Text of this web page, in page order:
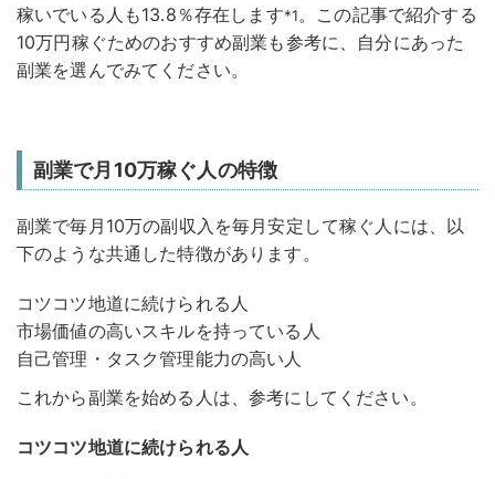
稼いでいる人も13.8％存在します*1。この記事で紹介する
10万円稼ぐためのおすすめ副業も参考に、自分にあった
副業を選んでみてください。
副業で月10万稼ぐ人の特徴
副業で毎月10万の副収入を毎月安定して稼ぐ人には、以
下のような共通した特徴があります。
コツコツ地道に続けられる人
市場価値の高いスキルを持っている人
自己管理・タスク管理能力の高い人
これから副業を始める人は、参考にしてください。
コツコツ地道に続けられる人